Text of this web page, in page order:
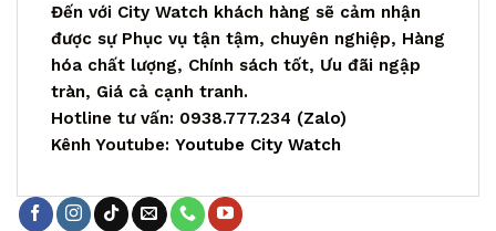
Đến với City Watch khách hàng sẽ cảm nhận
được sự Phục vụ tận tậm, chuyên nghiệp, Hàng
hóa chất lượng, Chính sách tốt, Ưu đãi ngập
tràn, Giá cả cạnh tranh.
Hotline tư vấn: 0938.777.234 (Zalo)
Kênh Youtube: Youtube City Watch